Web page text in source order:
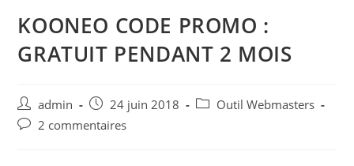
KOONEO CODE PROMO :
GRATUIT PENDANT 2 MOIS
Auteur/autrice
de
admin
Post
published:
24 juin 2018
PostOutil Webmasters
Post2 commentaires